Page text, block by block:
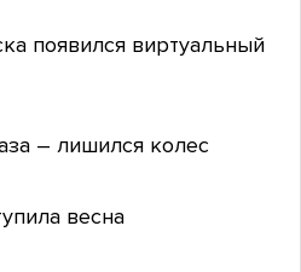
появился виртуальный
– лишился колес
весна